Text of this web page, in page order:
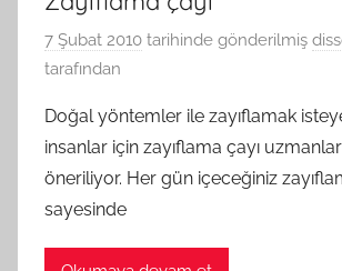
7 Şubat 2010 tarihinde gönderilmiş
tarafından
Doğal yöntemler ile zayıflamak
insanlar için zayıflama çayı
öneriliyor. Her gün içeceğiniz
sayesinde